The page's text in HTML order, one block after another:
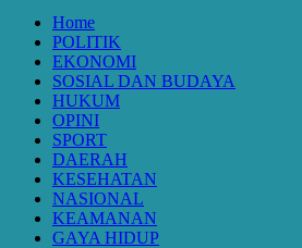
Home
POLITIK
EKONOMI
SOSIAL DAN BUDAYA
HUKUM
OPINI
SPORT
DAERAH
KESEHATAN
NASIONAL
KEAMANAN
GAYA HIDUP